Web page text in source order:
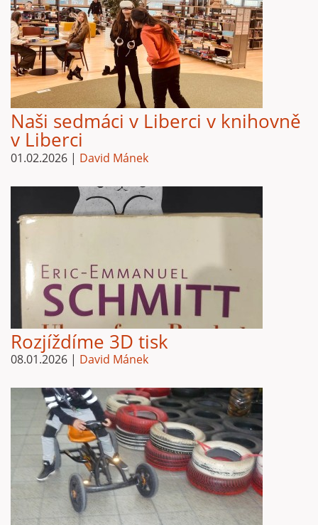
Naši sedmáci v Liberci v knihovně
v Liberci
01.02.2026 | David Mánek
Rozjíždíme 3D tisk
08.01.2026 | David Mánek